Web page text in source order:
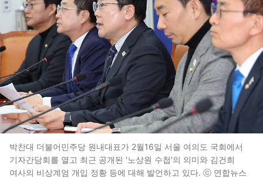
박찬대 더불어민주당 원내대표가 2월16일 서울 여의도 국회에서
기자간담회를 열고 최근 공개된 '노상원 수첩'의 의미와 김건희
여사의 비상계엄 개입 정황 등에 대해 발언하고 있다. ⓒ 연합뉴스